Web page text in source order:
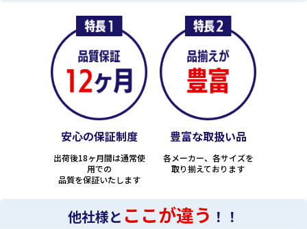
安心の保証制度
出荷後18ヶ月間は通常使
用での
品質を保証いたします
豊富な取扱い品
各メーカー、各サイズを
取り揃えております
他社様と ここが違う ！！